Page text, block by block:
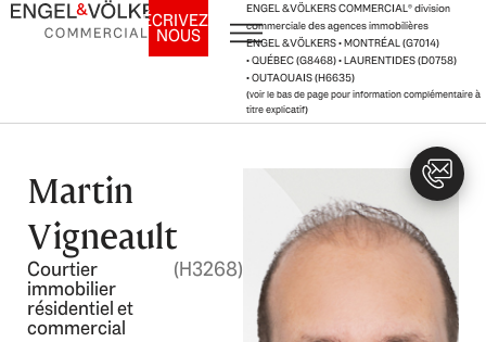
Aller
ENGEL & VÖLKERS COMMERCIAL®division
commerciale des agences immobilières
ENGEL & VÖLKERS • MONTRÉAL (G7014)
• QUÉBEC (G8468) • LAURENTIDES (D0758)
• OUTAOUAIS (H6635)
(voir le bas de page pour information complémentaire à
titre explicatif)
ÉCRIVEZ-
NOUS
Martin
Vigneault
Courtier
immobilier
résidentiel et
commercial
(H3268)